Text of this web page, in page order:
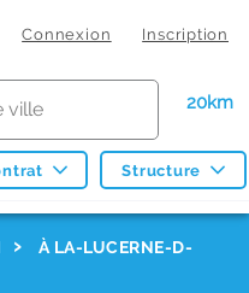
Connexion Inscription
20km
Structure
À LA-LUCERNE-D-